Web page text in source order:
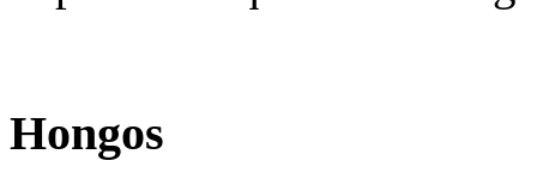
Hongos